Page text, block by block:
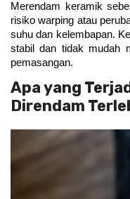
Merendam keramik
risiko warping atau
suhu dan kelembapan.
stabil dan tidak mudah
pemasangan.
Apa yang
Direndam